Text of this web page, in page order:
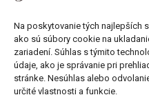
Na poskytovanie tých najlepších
ako sú súbory cookie na
zariadení. Súhlas s týmito
údaje, ako je správanie pri
stránke. Nesúhlas alebo
určité vlastnosti a funkcie.
Pravidlá používania
Odstúpenie od kúpnej
Poučenie o uplatnení
odstúpenie od zmluvy